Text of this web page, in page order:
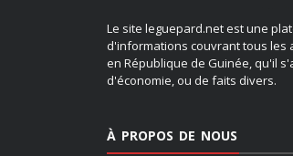
Le site leguepard.net est une
d'informations couvrant tous les
en République de Guinée, qu'il
d'économie, ou de faits divers.
À PROPOS DE NOUS